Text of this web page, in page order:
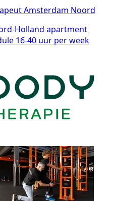
Amsterdam Noord
Holland apartment
16-40 uur per week